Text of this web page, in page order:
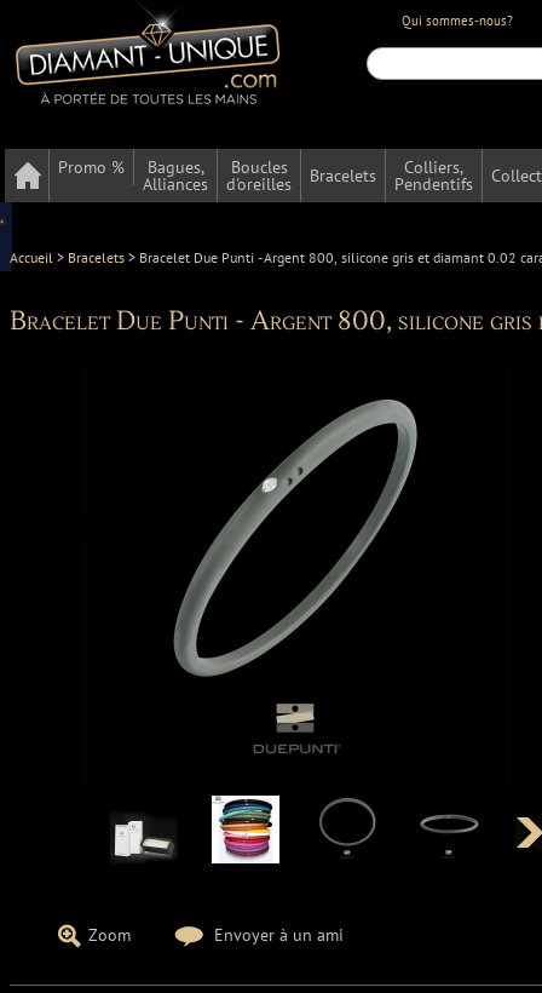
Qui sommes-nous?
Promo % Bagues,
Alliances
Boucles
d'oreilles Bracelets Colliers,
Pendentifs
Accueil > Bracelets > Bracelet Due Punti - Argent 800, silicone gris et diamant 0.02
Bracelet Due Punti - Argent 800, silicone gris
Zoom Envoyer à un ami